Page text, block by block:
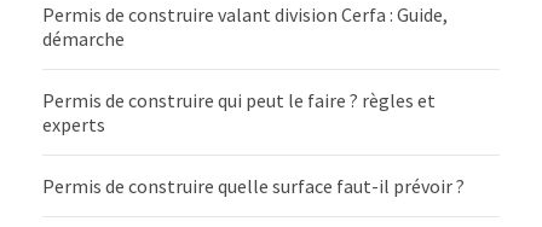
Permis de construire valant division Cerfa : Guide,
démarche
Permis de construire qui peut le faire ? règles et
experts
Permis de construire quelle surface faut-il prévoir ?